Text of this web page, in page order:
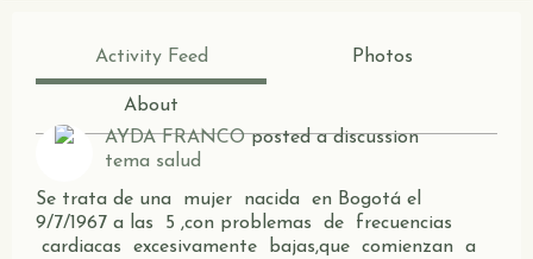
Activity Feed Photos
About
AYDA FRANCOposted a discussion
tema salud
Se trata de una mujer nacida en Bogotá el
9/7/1967 a las 5 ,con problemas de frecuencias
cardiacas excesivamente bajas,que comienzan a